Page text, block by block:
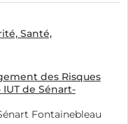
Santé,
des Risques
de Sénart-
Fontainebleau